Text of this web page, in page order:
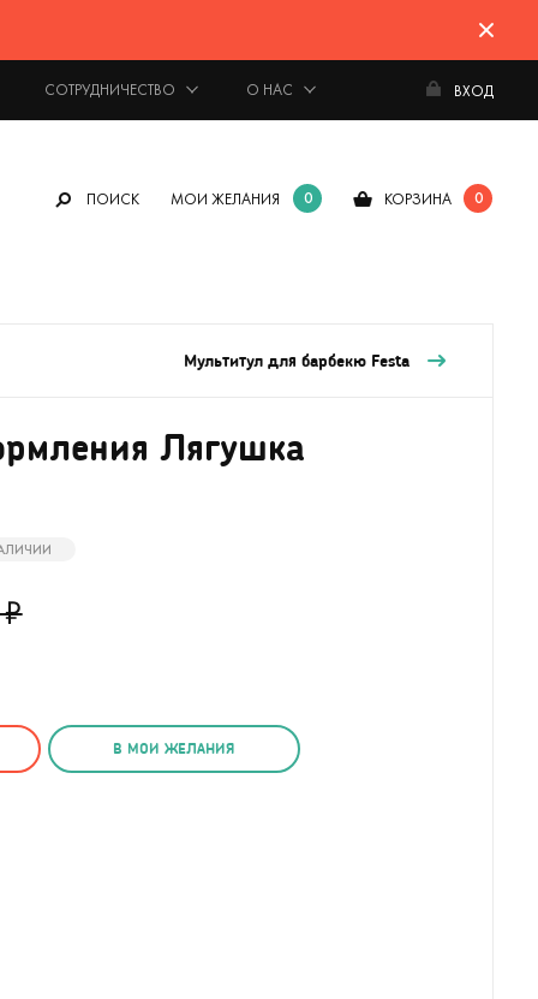
СОТРУДНИЧЕСТВО О НАС ВХОД
ПОИСК МОИ ЖЕЛАНИЯ 0 КОРЗИНА 0
Мультитул для барбекю Festa
Лягушка
В МОИ ЖЕЛАНИЯ